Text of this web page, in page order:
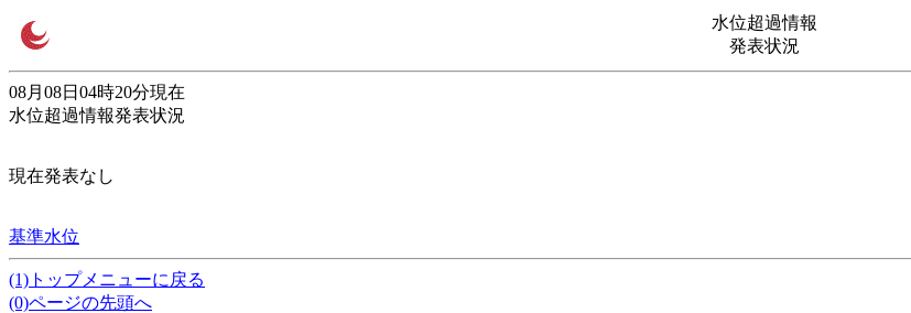
水位超過情報
発表状況
08月08日04時20分現在
水位超過情報発表状況
現在発表なし
基準水位
(1)トップメニューに戻る
(0)ページの先頭へ